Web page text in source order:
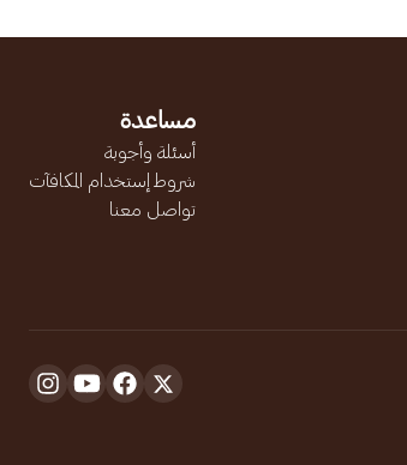
مساعدة
أسئلة وأجوبة
شروط إستخدام المكافآت
تواصل معنا